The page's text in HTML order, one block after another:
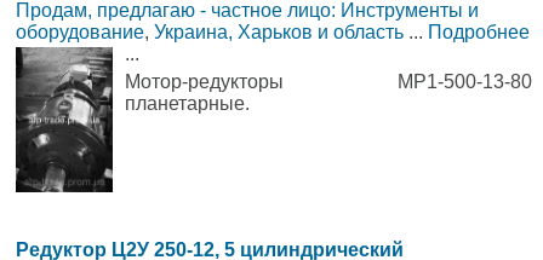
Продам, предлагаю - частное лицо: Инструменты и
оборудование, Украина, Харьков и область ... Подробнее
...
Мотор-редукторы МР1-500-13-80
планетарные.
Редуктор Ц2У 250-12, 5 цилиндрический